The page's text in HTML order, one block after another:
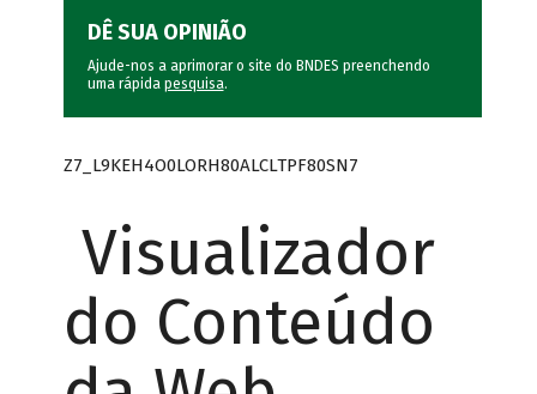
DÊ SUA OPINIÃO
Ajude-nos a aprimorar o site do BNDES preenchendo
uma rápida pesquisa.
Z7_L9KEH4O0LORH80ALCLTPF80SN7
Visualizador
do Conteúdo